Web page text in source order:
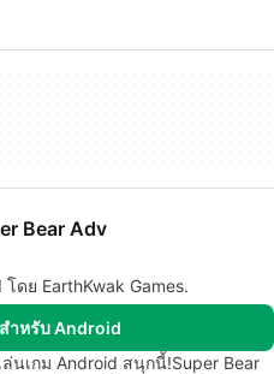
Bear Adv
ดย EarthKwak Games.
ำหรับ Android
นเกม Android สนุกนี้!Super Bear